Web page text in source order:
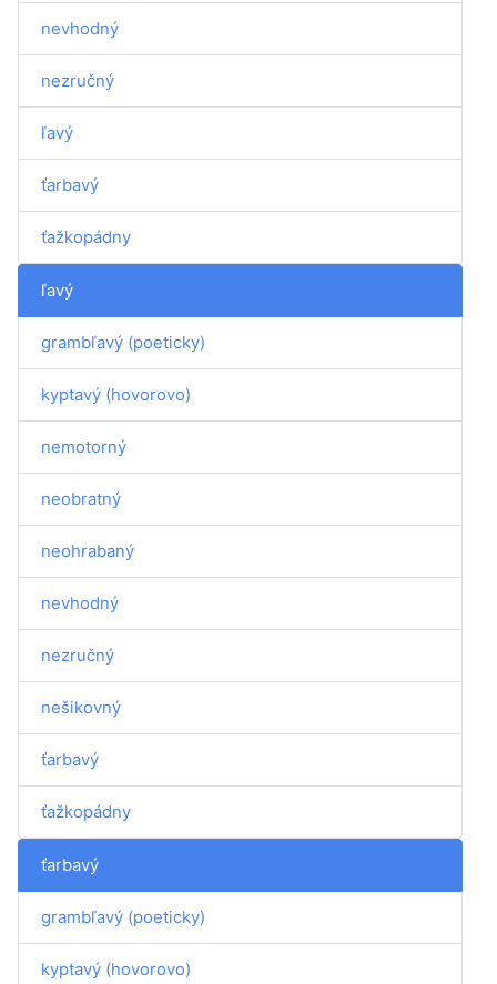
nevhodný
nezručný
ľavý
ťarbavý
ťažkopádny
ľavý
grambľavý (poeticky)
kyptavý (hovorovo)
nemotorný
neobratný
neohrabaný
nevhodný
nezručný
nešikovný
ťarbavý
ťažkopádny
ťarbavý
grambľavý (poeticky)
kyptavý (hovorovo)